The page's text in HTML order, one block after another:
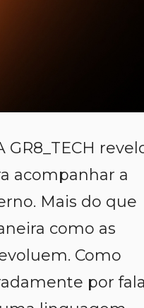
GR8_TECH
acompanhar a
Mais do que
como as
Como
por